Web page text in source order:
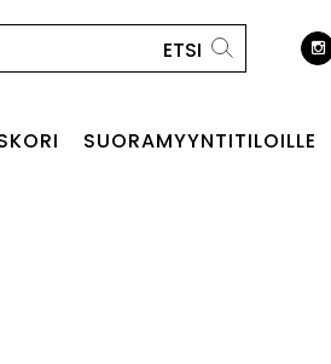
SUORAMYYNTITILOILLE